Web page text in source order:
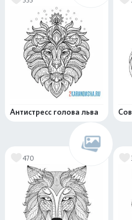
Антистресс голова льва
470